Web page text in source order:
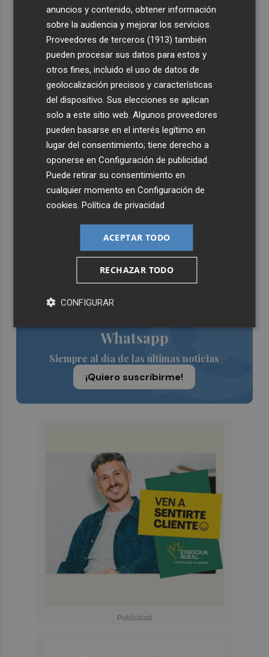
Últimas Noticias
El PSPV denuncia que "Carrasco permita el abandono
de la acequia del Camí la Ratlla de Castelló"
El Premio Príncipe de Asturias Avelino Corma pondrá el
broche a la clausura del congreso de cerámica Ignite
guerra civil encontrados en Villores
cercanía del incendio de Tírig
El festival Ópera Benicàssim cierra su 18ª edición en la
que han disfrutado más de 2.000 espectadores
Whatsapp
Siempre al día de las últimas noticias
¡Quiero suscribirme!
anuncios y contenido, obtener información
sobre la audiencia y mejorar los servicios.
Proveedores de terceros (1913) también
pueden procesar sus datos para estos y
otros fines, incluido el uso de datos de
geolocalización precisos y características
del dispositivo. Sus elecciones se aplican
solo a este sitio web. Algunos proveedores
pueden basarse en el interés legítimo en
lugar del consentimiento; tiene derecho a
oponerse enConfiguración de publicidad
Puede retirar su consentimiento en
cualquier momento enConfiguración de
cookies .Política de privacidad
ACEPTAR TODO
RECHAZAR TODO
CONFIGURAR